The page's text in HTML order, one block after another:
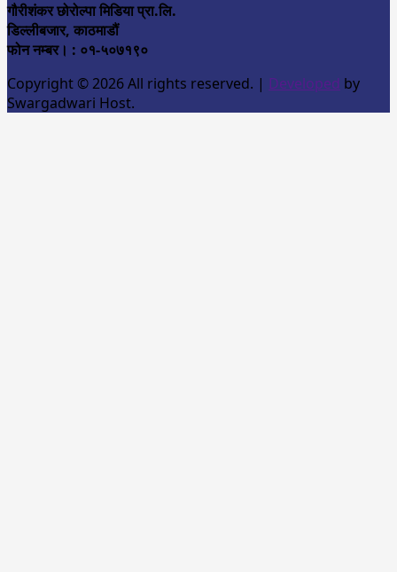
गौरीशंकर छोरोल्पा मिडिया प्रा.लि.
डिल्लीबजार, काठमाडौं
फोन नम्बर। : ०१-५०७१९०
Copyright © 2026 All rights reserved. | Developed by
Swargadwari Host.